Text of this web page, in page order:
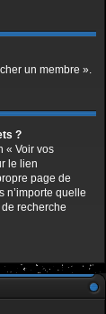
un membre ».
?
« Voir vos
le lien
page de
n’importe quelle
recherche